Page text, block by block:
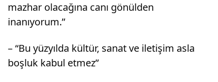
mazhar olacağına canı gönülden
inanıyorum.”
– “Bu yüzyılda kültür, sanat ve iletişim asla
boşluk kabul etmez”